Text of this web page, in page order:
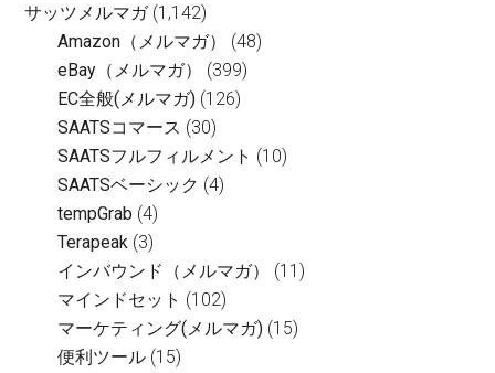
サッツメルマガ(1,142)
Amazon（メルマガ）
(48)
eBay（メルマガ）
(399)
EC全般(メルマガ) (126)
SAATSコマース (30)
SAATSフルフィルメント (10)
SAATSベーシック (4)
tempGrab (4)
Terapeak (3)
インバウンド（メルマガ）
(11)
マインドセット (102)
マーケティング(メルマガ) (15)
便利ツール (15)